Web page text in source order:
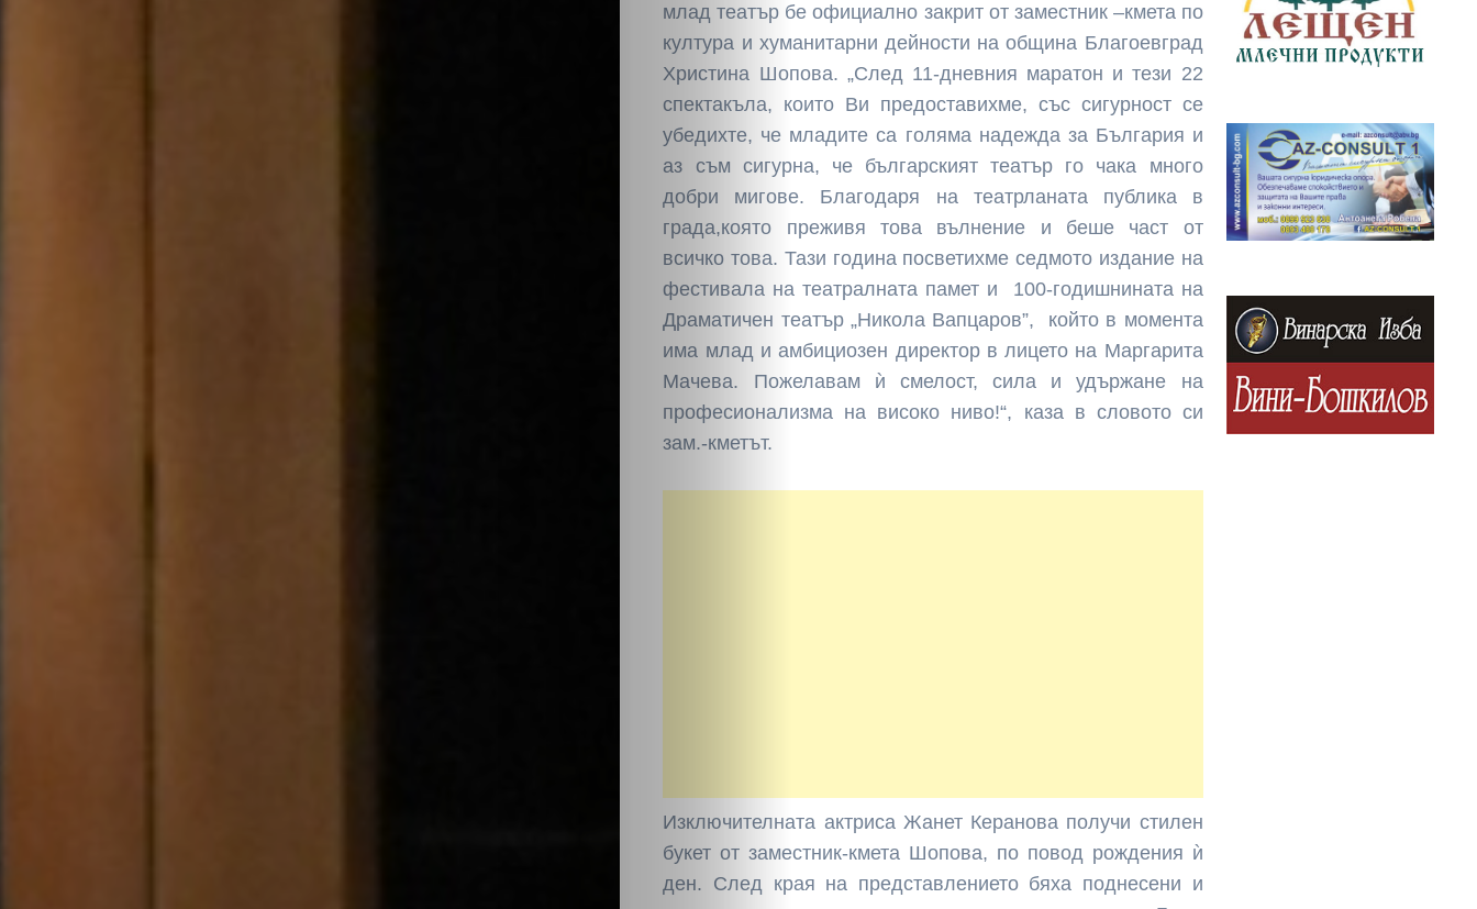
Скандали
Култура
млад театър бе официално закрит от заместник –кмета по
култура и хуманитарни дейности на община Благоевград
Христина Шопова. „След 11-дневния маратон и тези 22
спектакъла, които Ви предоставихме, със сигурност се
убедихте, че младите са голяма надежда за България и
аз съм сигурна, че българският театър го чака много
добри мигове. Благодаря на театрланата публика в
града,която преживя това вълнение и беше част от
всичко това. Тази година посветихме седмото издание на
фестивала на театралната памет и 100-годишнината на
Драматичен театър „Никола Вапцаров”, който в момента
има млад и амбициозен директор в лицето на Маргарита
Мачева. Пожелавам ѝ смелост, сила и удържане на
професионализма на високо ниво!“, каза в словото си
зам.-кметът.
Изключителната актриса Жанет Керанова получи стилен
букет от заместник-кмета Шопова, по повод рождения ѝ
ден. След края на представлението бяха поднесени и